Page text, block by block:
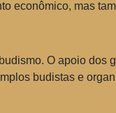
econômico, mas
O apoio
budistas e